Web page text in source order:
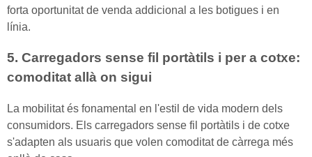
forta oportunitat de venda addicional a les botigues i en
línia.
5. Carregadors sense fil portàtils i per a cotxe:
comoditat allà on sigui
La mobilitat és fonamental en l'estil de vida modern dels
consumidors. Els carregadors sense fil portàtils i de cotxe
s'adapten als usuaris que volen comoditat de càrrega més